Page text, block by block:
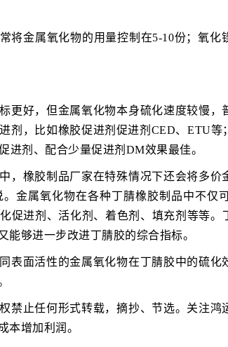
将金属氧化物的用量控制在5-10份；氧化
更好，但金属氧化物本身硫化速度较慢，
剂，比如橡胶促进剂促进剂CED、ETU等
进剂、配合少量促进剂DM效果最佳。
，橡胶制品厂家在特殊情况下还会将多价
金属氧化物在各种丁腈橡胶制品中不仅
促进剂、活化剂、着色剂、填充剂等等。
够进一步改进丁腈胶的综合指标。
表面活性的金属氧化物在丁腈胶中的硫化
禁止任何形式转载，摘抄、节选。关注鸿
本增加利润。